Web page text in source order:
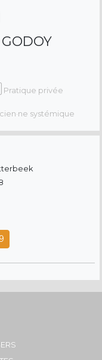
Pratique privée
systémique